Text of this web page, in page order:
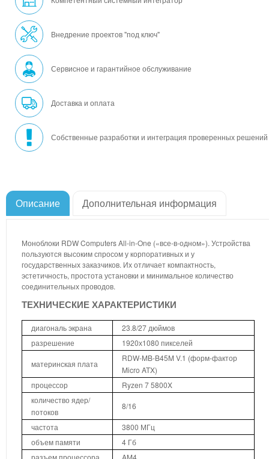
Внедрение проектов "под ключ"
Сервисное и гарантийное обслуживание
Доставка и оплата
Собственные разработки и интеграция проверенных решений
Описание Дополнительная информация
Моноблоки RDW Computers All-in-One («все-в-одном»). Устройства
пользуются высоким спросом у корпоративных и у
государственных заказчиков. Их отличает компактность,
эстетичность, простота установки и минимальное количество
соединительных проводов.
ТЕХНИЧЕСКИЕ ХАРАКТЕРИСТИКИ
диагональ экрана
23.8/27 дюймов
разрешение
1920х1080 пикселей
материнская плата
RDW-MB-B45M V.1 (форм-фактор
Micro ATX)
процессор
Ryzen 7 5800X
количество ядер/
потоков
8/16
частота
3800 МГц
объем памяти
4 Гб